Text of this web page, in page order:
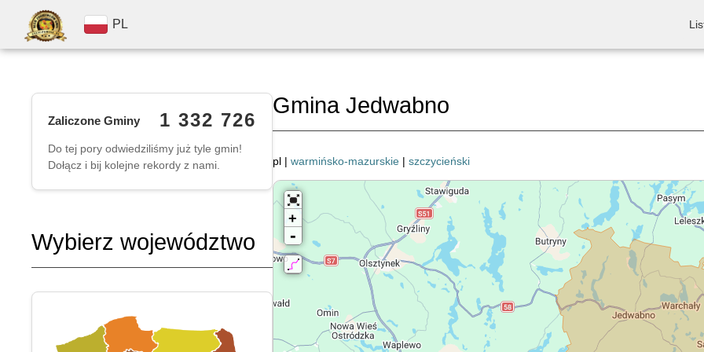
PL
Zaliczone Gminy 1 332 726
Do tej pory odwiedziliśmy już tyle gmin!
Dołącz i bij kolejne rekordy z nami.
Wybierz województwo
Gmina Jedwabno
pl | warmińsko-mazurskie| szczycieński
+
-